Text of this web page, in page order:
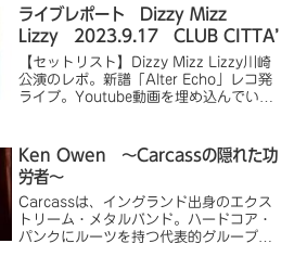
っこいいバンドなのだ。
ライブレポート Dizzy Mizz
Lizzy 2023.9.17 CLUB CITTA’
【セットリスト】Dizzy Mizz Lizzy川崎
公演のレポ。新譜「Alter Echo」レコ発
ライブ。Youtube動画を埋め込んでいる
全てが完璧なライブでした！
Ken Owen ～Carcassの隠れた功
労者～
Carcassは、イングランド出身のエクス
トリーム・メタルバンド。ハードコア・
パンクにルーツを持つ代表的グループの